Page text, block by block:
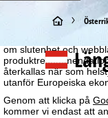
För att kunna erbjuda
om slutenhet och
återkallas när som
utanför Europeiska
Genom att klicka på
kommer vi endast att
S
t
a
r